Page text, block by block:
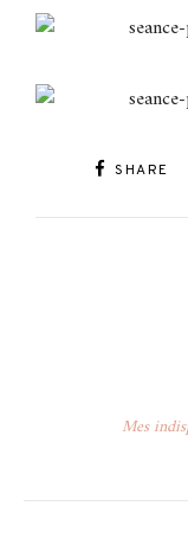
SHARE
Mes